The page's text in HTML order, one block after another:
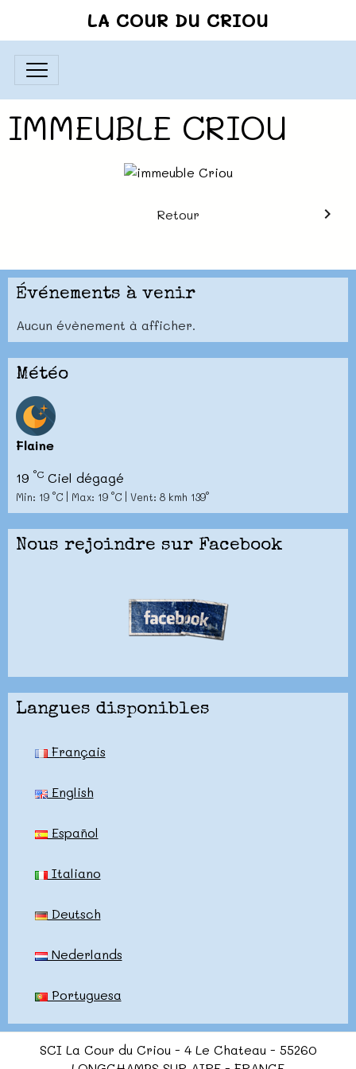
LA COUR DU CRIOU
IMMEUBLE CRIOU
Retour
Événements à venir
Aucun évènement à afficher.
Météo
Flaine
19 °C Ciel dégagé
Min: 19 °C | Max: 19 °C | Vent: 8 kmh 139°
Nous rejoindre sur Facebook
Langues disponibles
Français
English
Español
Italiano
Deutsch
Nederlands
Portuguesa
SCI La Cour du Criou - 4 Le Chateau - 55260